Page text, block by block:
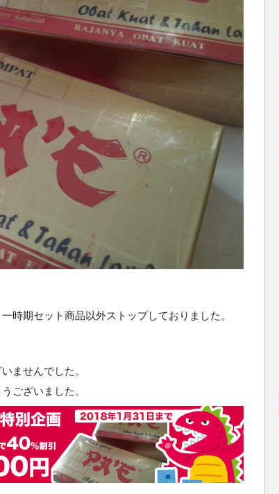
時期セット商品以外ストップしておりました。
ませんでした。
ございました。